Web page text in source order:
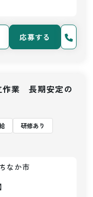
応募する
作業 長期安定の
研修あり
なか市